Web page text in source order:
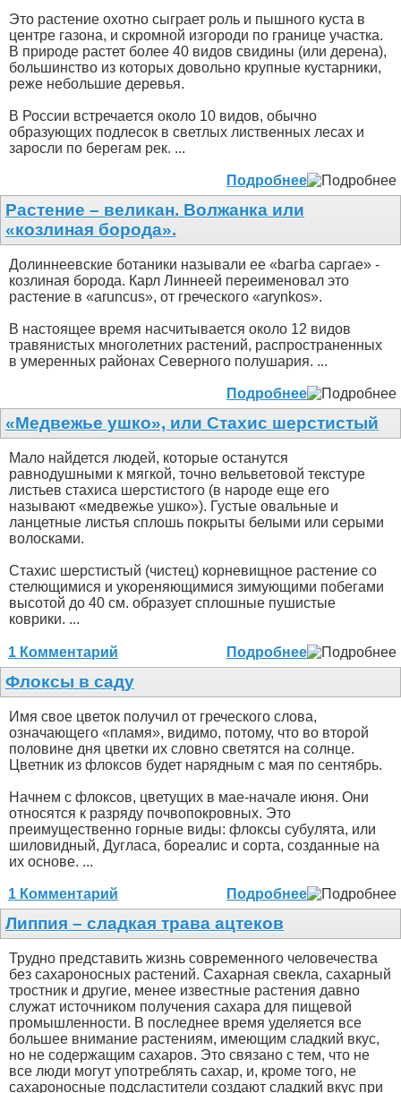
Это растение охотно сыграет роль и пышного куста в
центре газона, и скромной изгороди по границе участка.
В природе растет более 40 видов свидины (или дерена),
большинство из которых довольно крупные кустарники,
реже небольшие деревья.
В России встречается около 10 видов, обычно
образующих подлесок в светлых лиственных лесах и
заросли по берегам рек. ...
Подробнее
Растение – великан. Волжанка или
«козлиная борода».
Долиннеевские ботаники называли ее «bагbа саргае» -
козлиная борода. Карл Линнеей переименовал это
растение в «aruncus», от греческого «arynkos».
В настоящее время насчитывается около 12 видов
травянистых многолетних растений, распространенных
в умеренных районах Северного полушария. ...
Подробнее
«Медвежье ушко», или Стахис шерстистый
Мало найдется людей, которые останутся
равнодушными к мягкой, точно вельветовой текстуре
листьев стахиса шерстистого (в народе еще его
называют «медвежье ушко»). Густые овальные и
ланцетные листья сплошь покрыты белыми или серыми
волосками.
Стахис шерстистый (чистец) корневищное растение со
стелющимися и укореняющимися зимующими побегами
высотой до 40 см. образует сплошные пушистые
коврики. ...
1 Комментарий Подробнее
Флоксы в саду
Имя свое цветок получил от греческого слова,
означающего «пламя», видимо, потому, что во второй
половине дня цветки их словно светятся на солнце.
Цветник из флоксов будет нарядным с мая по сентябрь.
Начнем с флоксов, цветущих в мае-начале июня. Они
относятся к разряду почвопокровных. Это
преимущественно горные виды: флоксы субулята, или
шиловидный, Дугласа, бореалис и сорта, созданные на
их основе. ...
1 Комментарий Подробнее
Липпия – сладкая трава ацтеков
Трудно представить жизнь современного человечества
без сахароносных растений. Сахарная свекла, сахарный
тростник и другие, менее известные растения давно
служат источником получения сахара для пищевой
промышленности. В последнее время уделяется все
большее внимание растениям, имеющим сладкий вкус,
но не содержащим сахаров. Это связано с тем, что не
все люди могут употреблять сахар, и, кроме того, не
сахароносные подсластители создают сладкий вкус при